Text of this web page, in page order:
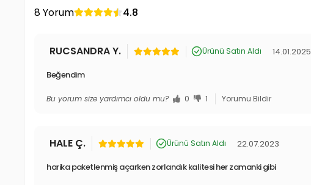
8 Yorum 4.8
RUCSANDRA Y. Ürünü Satın Aldı 14.01.2025
Beğendim
Bu yorum size yardımcı oldu mu? 0 1 Yorumu Bildir
HALE Ç. Ürünü Satın Aldı 22.07.2023
harika paketlenmiş açarken zorlandık kalitesi her zamanki gibi